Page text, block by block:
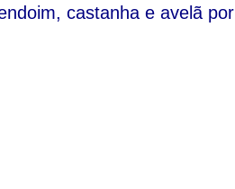
castanha e avelã por